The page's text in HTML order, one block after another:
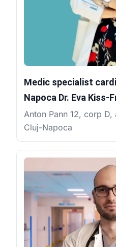
Medic specialist
Napoca Dr. Eva Kiss-
Anton Pann 12, corp D,
Cluj-Napoca